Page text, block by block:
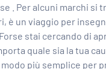
. Per alcuni marchi si
è un viaggio per
stai cercando di
quale sia la tua
più semplice per